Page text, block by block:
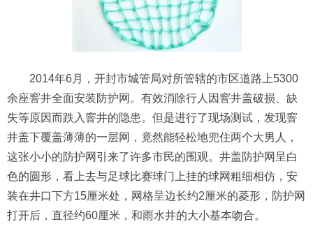
2014年6月，开封市城管局对所管辖的市区道路上5300
余座窨井全面安装防护网。有效消除行人因窨井盖破损、缺
失等原因而跌入窨井的隐患。但是进行了现场测试，发现窨
井盖下覆盖薄薄的一层网，竟然能轻松地兜住两个大男人，
这张小小的防护网引来了许多市民的围观。井盖防护网呈白
色的圆形，看上去与足球比赛球门上挂的球网粗细相仿，安
装在井口下方15厘米处，网格呈边长约2厘米的菱形，防护网
打开后，直径约60厘米，和雨水井的大小基本吻合。